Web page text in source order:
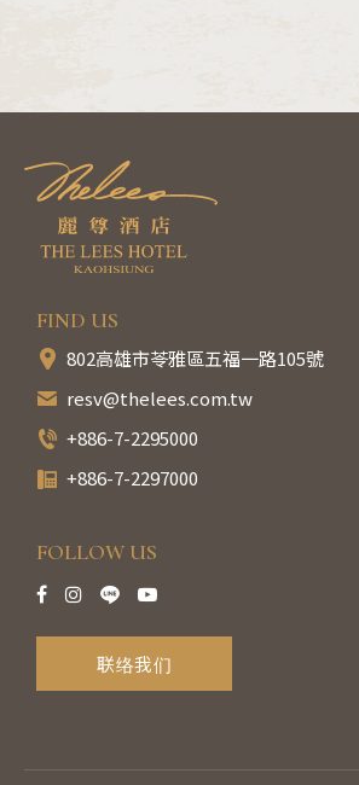
FIND US
802高雄市苓雅區五福一路105號
resv@thelees.com.tw
+886-7-2295000
+886-7-2297000
FOLLOW US
联络我们